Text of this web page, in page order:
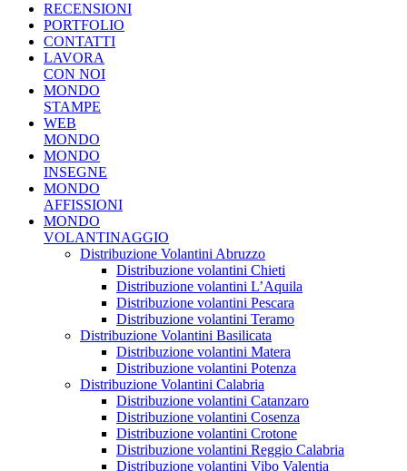
RECENSIONI
PORTFOLIO
CONTATTI
LAVORA
CON NOI
MONDO
STAMPE
WEB
MONDO
MONDO
INSEGNE
MONDO
AFFISSIONI
MONDO
VOLANTINAGGIO
Distribuzione Volantini Abruzzo
Distribuzione volantini Chieti
Distribuzione volantini L’Aquila
Distribuzione volantini Pescara
Distribuzione volantini Teramo
Distribuzione Volantini Basilicata
Distribuzione volantini Matera
Distribuzione volantini Potenza
Distribuzione Volantini Calabria
Distribuzione volantini Catanzaro
Distribuzione volantini Cosenza
Distribuzione volantini Crotone
Distribuzione volantini Reggio Calabria
Distribuzione volantini Vibo Valentia